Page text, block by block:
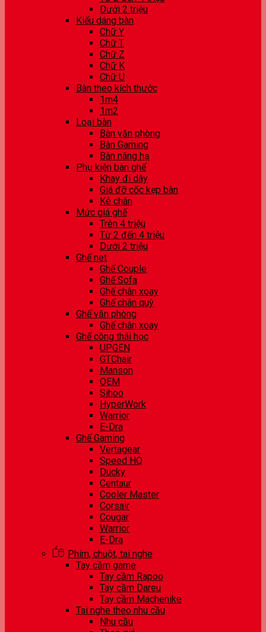
Dưới 2 triệu
Kiểu dáng bàn
Chữ Y
Chữ T
Chữ Z
Chữ K
Chữ U
Bàn theo kích thước
1m4
1m2
Loại bàn
Bàn văn phòng
Bàn Gaming
Bàn nâng hạ
Phụ kiện bàn ghế
Khay đi dây
Giá đỡ cốc kẹp bàn
Kê chân
Mức giá ghế
Trên 4 triệu
Từ 2 đến 4 triệu
Dưới 2 triệu
Ghế net
Ghế Couple
Ghế Sofa
Ghế chân xoay
Ghế chân quỳ
Ghế văn phòng
Ghế chân xoay
Ghế công thái học
UPGEN
GTChair
Manson
OEM
Sihoo
HyperWork
Warrior
E-Dra
Ghế Gaming
Vertagear
Speed HQ
Ducky
Centaur
Cooler Master
Corsair
Cougar
Warrior
E-Dra
Phím, chuột, tai nghe
Tay cầm game
Tay cầm Rapoo
Tay cầm Dareu
Tay cầm Machenike
Tai nghe theo nhu cầu
Nhu cầu